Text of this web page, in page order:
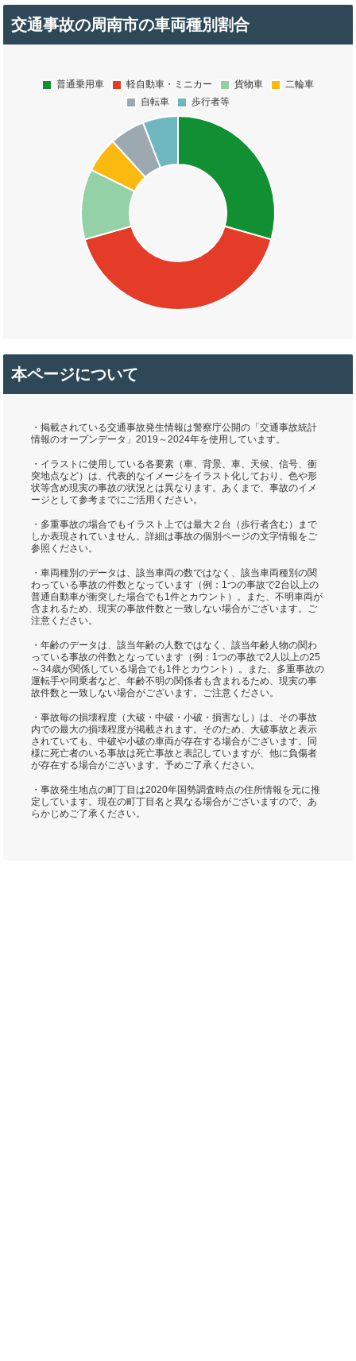
交通事故の周南市の車両種別割合
本ページについて
・掲載されている交通事故発生情報は警察庁公開の「交通事故統計
情報のオープンデータ」2019～2024年を使用しています。
・イラストに使用している各要素（車、背景、車、天候、信号、衝
突地点など）は、代表的なイメージをイラスト化しており、色や形
状等含め現実の事故の状況とは異なります。あくまで、事故のイメ
ージとして参考までにご活用ください。
・多重事故の場合でもイラスト上では最大２台（歩行者含む）まで
しか表現されていません。詳細は事故の個別ページの文字情報をご
参照ください。
・車両種別のデータは、該当車両の数ではなく、該当車両種別の関
わっている事故の件数となっています（例：1つの事故で2台以上の
普通自動車が衝突した場合でも1件とカウント）。また、不明車両が
含まれるため、現実の事故件数と一致しない場合がございます。ご
注意ください。
・年齢のデータは、該当年齢の人数ではなく、該当年齢人物の関わ
っている事故の件数となっています（例：1つの事故で2人以上の25
～34歳が関係している場合でも1件とカウント）。また、多重事故の
運転手や同乗者など、年齢不明の関係者も含まれるため、現実の事
故件数と一致しない場合がございます。ご注意ください。
・事故毎の損壊程度（大破・中破・小破・損害なし）は、その事故
内での最大の損壊程度が掲載されます。そのため、大破事故と表示
されていても、中破や小破の車両が存在する場合がございます。同
様に死亡者のいる事故は死亡事故と表記していますが、他に負傷者
が存在する場合がございます。予めご了承ください。
・事故発生地点の町丁目は2020年国勢調査時点の住所情報を元に推
定しています。現在の町丁目名と異なる場合がございますので、あ
らかじめご了承ください。